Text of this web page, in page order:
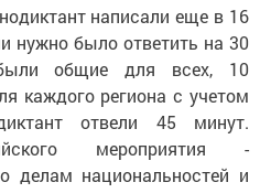
написали еще в 16
нужно было ответить на 30
общие для всех, 10
каждого региона с учетом
отвели 45 минут.
мероприятия -
делам национальностей и